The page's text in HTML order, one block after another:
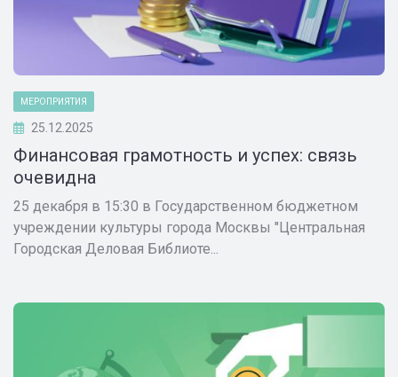
МЕРОПРИЯТИЯ
25.12.2025
Финансовая грамотность и успех: связь
очевидна
25 декабря в 15:30 в Государственном бюджетном
учреждении культуры города Москвы "Центральная
Городская Деловая Библиоте...